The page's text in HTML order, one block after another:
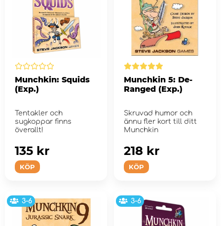
Munchkin: Squids
(Exp.)
Tentakler och
sugkoppar finns
överallt!
KÖP
135 kr
Munchkin 5: De-
Ranged (Exp.)
Skruvad humor och
ännu fler kort till ditt
Munchkin
KÖP
218 kr
3-6 3-6